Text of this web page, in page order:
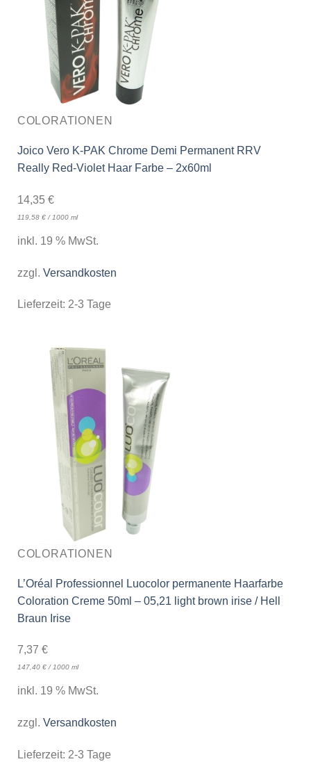
COLORATIONEN
Joico Vero K-PAK Chrome Demi Permanent RRV
Really Red-Violet Haar Farbe – 2x60ml
14,35 €
119,58 €/ 1000 ml
inkl. 19 % MwSt.
zzgl. Versandkosten
Lieferzeit: 2-3 Tage
COLORATIONEN
L’Oréal Professionnel Luocolor permanente Haarfarbe
Coloration Creme 50ml – 05,21 light brown irise / Hell
Braun Irise
7,37 €
147,40 €/1000 ml
inkl. 19 % MwSt.
zzgl. Versandkosten
Lieferzeit: 2-3 Tage